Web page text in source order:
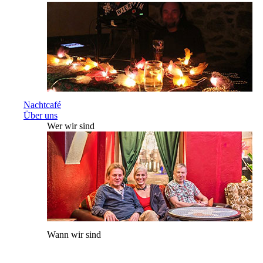
Nachtcafé
Über uns
Wer wir sind
Wann wir sind